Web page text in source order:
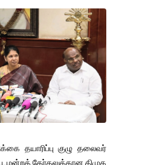
தயாரிப்பு குழு தலைவர்
தேர்தலுக்கான திமுக